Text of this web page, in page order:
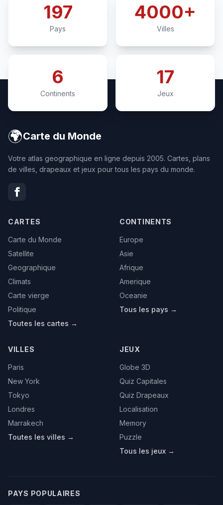
197
Pays
4000+
Villes
6
Continents
17
Jeux
🌍Carte du Monde
Votre atlas geographique en ligne depuis 2005. Cartes, plans
de villes, drapeaux et jeux pour tous les pays du monde.
CARTES
Carte du Monde
Satellite
Geographique
Climats
Carte vierge
Politique
Toutes les cartes →
CONTINENTS
Europe
Asie
Afrique
Amerique
Oceanie
Tous les pays →
VILLES
Paris
New York
Tokyo
Londres
Marrakech
Toutes les villes →
JEUX
Globe 3D
Quiz Capitales
Quiz Drapeaux
Localisation
Memory
Puzzle
Tous les jeux →
PAYS POPULAIRES